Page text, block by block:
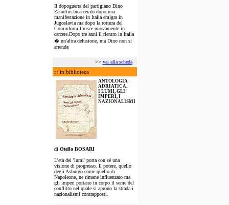
Il dopoguerra del partigiano Dino
Zanuttin.Incarcerato dopo una
manifestazione in Italia emigra in
Jugoslavia ma dopo la rottura del
Cominform finisce nuovamente in
carcere.Dopo tre anni il rientro in Italia
� un'altra delusione, ma Dino non si
arrende
>> vai alla scheda
:: in biblioteca
ANTOLOGIA
ADRIATICA.
I LUMI, GLI
IMPERI, I
NAZIONALISMI
di Otello BOSARI
L'età dei 'lumi' porta con sé una
visione di progresso. Il potere, quello
degli Asburgo come quello di
Napoleone, ne rimane influenzato ma
gli imperi portano in corpo il seme del
conflitto nel quale si aprono la strada i
nazionalismi contrapposti.